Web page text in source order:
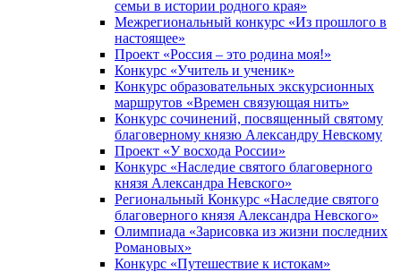
семьи в истории родного края»
Межрегиональный конкурс «Из прошлого в
настоящее»
Проект «Россия – это родина моя!»
Конкурс «Учитель и ученик»
Конкурс образовательных экскурсионных
маршрутов «Времен связующая нить»
Конкурс сочинений, посвященный святому
благоверному князю Александру Невскому
Проект «У восхода России»
Конкурс «Наследие святого благоверного
князя Александра Невского»
Региональный Конкурс «Наследие святого
благоверного князя Александра Невского»
Олимпиада «Зарисовка из жизни последних
Романовых»
Конкурс «Путешествие к истокам»